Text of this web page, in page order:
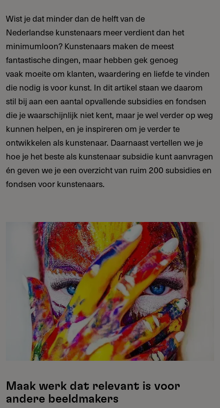
Wist je dat minder dan de helft van de
Nederlandse kunstenaars meer verdient dan het
minimumloon? Kunstenaars maken de meest
fantastische dingen, maar hebben gek genoeg
vaak moeite om klanten, waardering en liefde te vinden
die nodig is voor kunst. In dit artikel staan we daarom
stil bij aan een aantal opvallende subsidies en fondsen
die je waarschijnlijk niet kent, maar je wel verder op weg
kunnen helpen, en je inspireren om je verder te
ontwikkelen als kunstenaar. Daarnaast vertellen we je
hoe je het beste als kunstenaar subsidie kunt aanvragen
én geven we je een overzicht van ruim 200 subsidies en
fondsen voor kunstenaars.
Maak werk dat relevant is voor
andere beeldmakers